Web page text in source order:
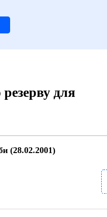
для
(28.02.2001)